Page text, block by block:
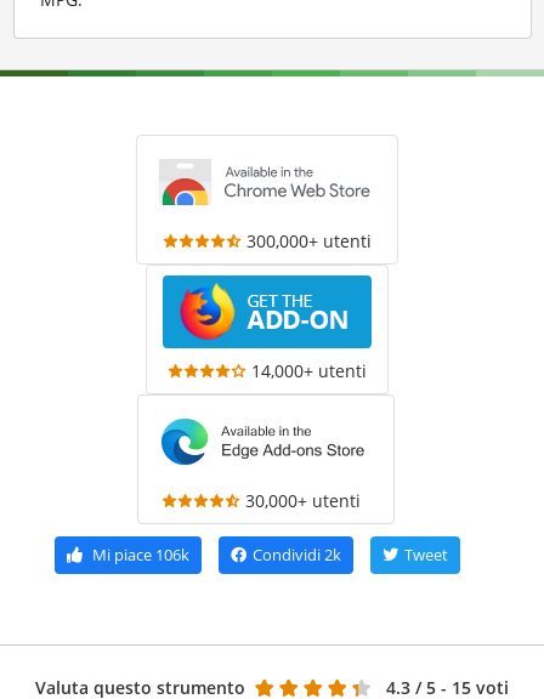
300,000+ utenti
14,000+ utenti
30,000+ utenti
Mi piace 106k Condividi2k Tweet
Valuta questo strumento 4.3 / 5 - 15 voti